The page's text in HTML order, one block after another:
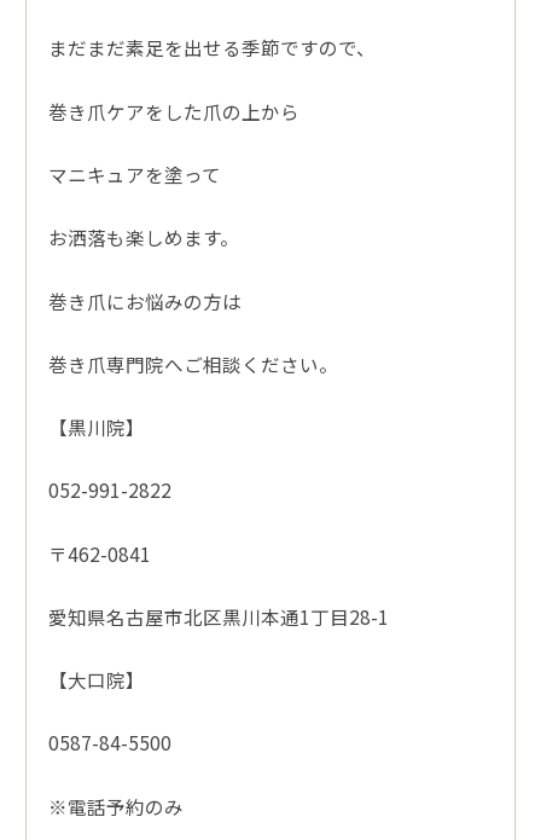
まだまだ素足を出せる季節ですので、
巻き爪ケアをした爪の上から
マニキュアを塗って
お洒落も楽しめます。
巻き爪にお悩みの方は
巻き爪専門院へご相談ください。
【黒川院】
052-991-2822
〒462-0841
愛知県名古屋市北区黒川本通1丁目28-1
【大口院】
0587-84-5500
※電話予約のみ